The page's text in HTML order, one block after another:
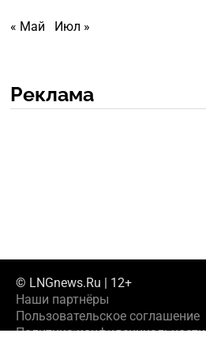
« Май Июл »
Реклама
© LNGnews.Ru | 12+
Наши партнёры
Пользовательское соглашение
Политика конфиденциальности